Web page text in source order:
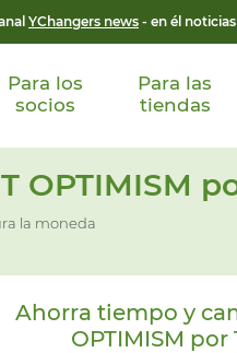
YChangers news - en él
Para los
socios
Para las
tiendas
OPTIMISM
la moneda
Ahorra tiempo y
OPTIMISM por